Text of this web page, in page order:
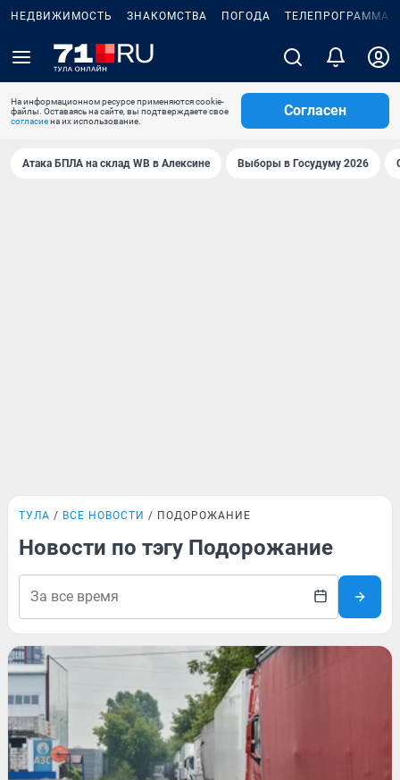
НЕДВИЖИМОСТЬ ЗНАКОМСТВА ПОГОДА ТЕЛЕПРОГРАММА
На информационном ресурсе применяются cookie-
файлы. Оставаясь на сайте, вы подтверждаете свое
согласиена их использование.
Согласен
Атака БПЛА на склад WB в Алексине Выборы в Госудуму 2026
ТУЛА ВСЕ НОВОСТИ ПОДОРОЖАНИЕ
Новости по тэгу Подорожание